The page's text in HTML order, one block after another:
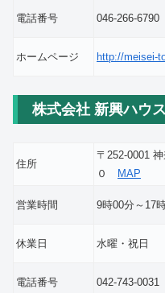
電話番号 046-266-6790
ホームページ http://meisei-
株式会社 新興ハウス
住所
〒252-0001
０ MAP
営業時間 9時00分～17
休業日 水曜・祝日
電話番号 042-743-0031